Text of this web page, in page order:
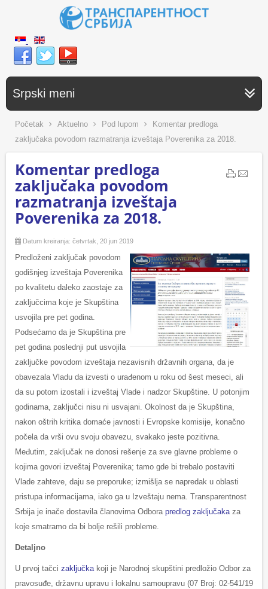
Srpski meni
Početak Aktuelno Pod lupom
Komentar predloga
zaključaka povodom razmatranja izveštaja Poverenika za 2018.
Komentar predloga
zaključaka povodom
razmatranja izveštaja
Poverenika za 2018.
Datum kreiranja: četvrtak, 20 jun 2019
Predloženi zaključak povodom
godišnjeg izveštaja Poverenika
po kvalitetu daleko zaostaje za
zaključcima koje je Skupština
usvojila pre pet godina.
Podsećamo da je Skupština pre
pet godina poslednji put usvojila
zaključke povodom izveštaja nezavisnih državnih organa, da je
obavezala Vladu da izvesti o urađenom u roku od šest meseci, ali
da su potom izostali i izveštaj Vlade i nadzor Skupštine. U potonjim
godinama, zaključci nisu ni usvajani. Okolnost da je Skupština,
nakon oštrih kritika domaće javnosti i Evropske komisije, konačno
počela da vrši ovu svoju obavezu, svakako jeste pozitivna.
Međutim, zaključak ne donosi rešenje za sve glavne probleme o
kojima govori izveštaj Poverenika; tamo gde bi trebalo postaviti
Vlade zahteve, daju se preporuke; izmišlja se napredak u oblasti
pristupa informacijama, iako ga u Izveštaju nema. Transparentnost
Srbija je inače dostavila članovima Odbora predlog zaključakaza
koje smatramo da bi bolje rešili probleme.
Detaljno
U prvoj tačci zaključkakoji je Narodnoj skupštini predložio Odbor za
pravosuđe, državnu upravu i lokalnu samoupravu (07 Broj: 02-541/19